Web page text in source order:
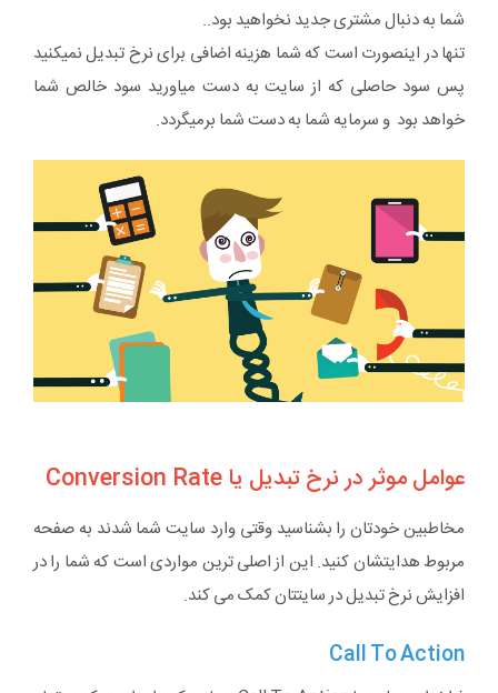
شما به دنبال مشتری جدید نخواهید بود..
تنها در اینصورت است که شما هزینه اضافی برای نرخ تبدیل نمیکنید
پس سود حاصلی که از سایت به دست میاورید سود خالص شما
خواهد بود و سرمایه شما به دست شما برمیگردد.
عوامل موثر در نرخ تبدیل یا Conversion Rate
مخاطبین خودتان را بشناسید وقتی وارد سایت شما شدند به صفحه
مربوط هدایتشان کنید. این از اصلی ترین مواردی است که شما را در
افزایش نرخ تبدیل در سایتتان کمک می کند.
Call To Action